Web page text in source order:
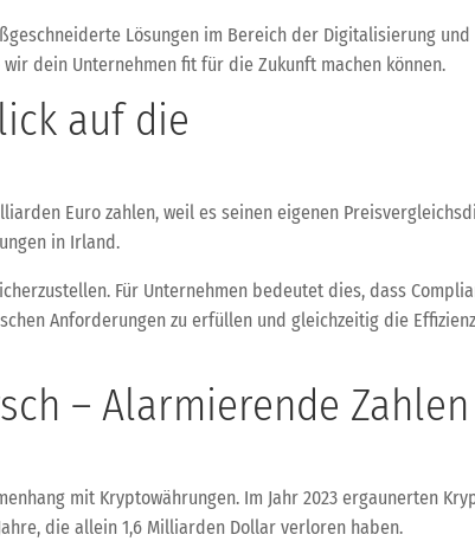
Lösungen im Bereich der Digitalisierung und
dein Unternehmen fit für die Zukunft machen können.
auf die
Euro zahlen, weil es seinen eigenen
in Irland.
Für Unternehmen bedeutet dies, dass
Anforderungen zu erfüllen und gleichzeitig die Effizienz
– Alarmierende Zahlen
mit Kryptowährungen. Im Jahr 2023 ergaunerten
die allein 1,6 Milliarden Dollar verloren haben.